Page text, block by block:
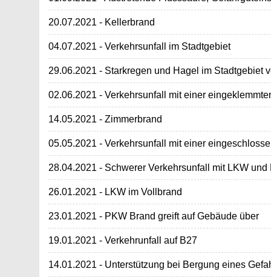
20.07.2021 - Kellerbrand
04.07.2021 - Verkehrsunfall im Stadtgebiet
29.06.2021 - Starkregen und Hagel im Stadtgebiet
02.06.2021 - Verkehrsunfall mit einer
14.05.2021 - Zimmerbrand
05.05.2021 - Verkehrsunfall mit einer
28.04.2021 - Schwerer Verkehrsunfall mit LKW und
26.01.2021 - LKW im Vollbrand
23.01.2021 - PKW Brand greift auf Gebäude über
19.01.2021 - Verkehrunfall auf B27
14.01.2021 - Unterstützung bei Bergung eines